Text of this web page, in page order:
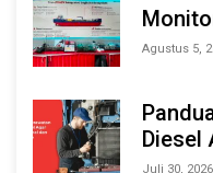
Agustus 5,
Diesel
Tahan
Juli 30, 2026